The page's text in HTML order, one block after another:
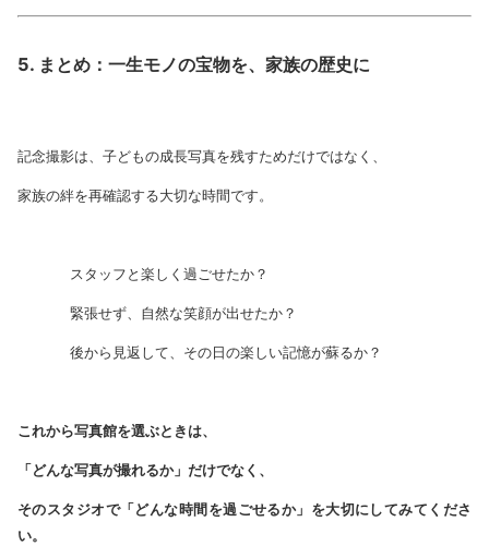
5. まとめ：一生モノの宝物を、家族の歴史に
記念撮影は、子どもの成長写真を残すためだけではなく、
家族の絆を再確認する大切な時間です。
スタッフと楽しく過ごせたか？
緊張せず、自然な笑顔が出せたか？
後から見返して、その日の楽しい記憶が蘇るか？
これから写真館を選ぶときは、
「どんな写真が撮れるか」だけでなく、
そのスタジオで「どんな時間を過ごせるか」を大切にしてみてくださ
い。